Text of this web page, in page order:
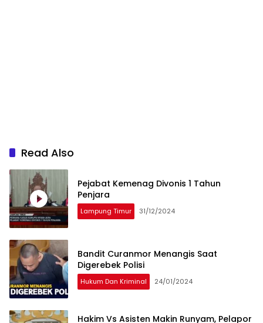
Read Also
Pejabat Kemenag Divonis 1 Tahun
Penjara
Lampung Timur 31/12/2024
Bandit Curanmor Menangis Saat
Digerebek Polisi
Hukum Dan Kriminal 24/01/2024
Hakim Vs Asisten Makin Runyam, Pelapor